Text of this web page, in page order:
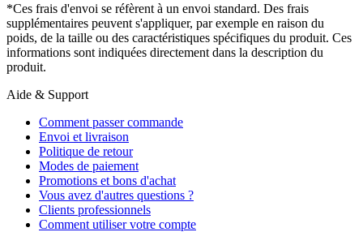
*Ces frais d'envoi se réfèrent à un envoi standard. Des frais
supplémentaires peuvent s'appliquer, par exemple en raison du
poids, de la taille ou des caractéristiques spécifiques du produit. Ces
informations sont indiquées directement dans la description du
produit.
Aide & Support
Comment passer commande
Envoi et livraison
Politique de retour
Modes de paiement
Promotions et bons d'achat
Vous avez d'autres questions ?
Clients professionnels
Comment utiliser votre compte